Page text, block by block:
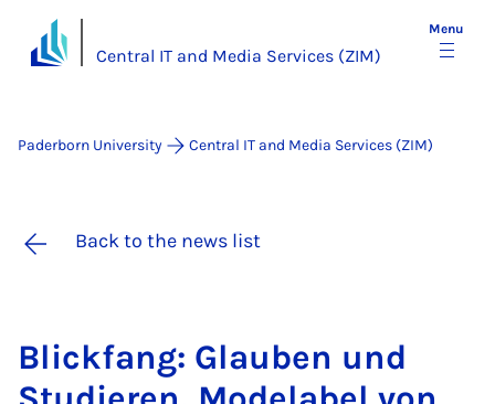
Central IT and Media Services (ZIM)
Menu
Paderborn University Central IT and Media Services (ZIM)
Back to the news list
Blick­fang: Glauben und